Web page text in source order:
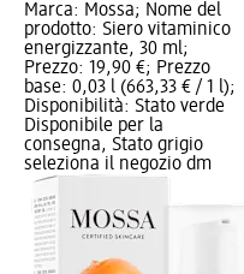
Marca: Mossa; Nome del
prodotto: Siero vitaminico
energizzante, 30 ml;
Prezzo: 19,90 €; Prezzo
base: 0,03 l (663,33 € / 1 l);
Disponibilità: Stato verde
Disponibile per la
consegna, Stato grigio
seleziona il negozio dm